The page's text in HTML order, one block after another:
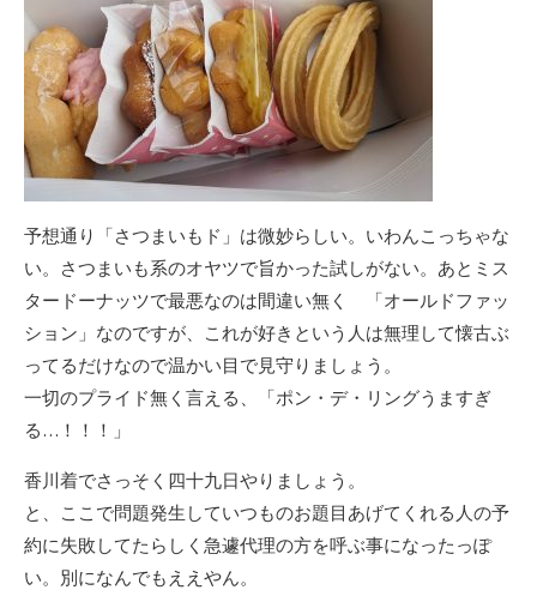
予想通り「さつまいもド」は微妙らしい。いわんこっちゃな
い。さつまいも系のオヤツで旨かった試しがない。あとミス
タードーナッツで最悪なのは間違い無く 「オールドファッ
ション」なのですが、これが好きという人は無理して懐古ぶ
ってるだけなので温かい目で見守りましょう。
一切のプライド無く言える、「ポン・デ・リングうますぎ
る…！！！」
香川着でさっそく四十九日やりましょう。
と、ここで問題発生していつものお題目あげてくれる人の予
約に失敗してたらしく急遽代理の方を呼ぶ事になったっぽ
い。別になんでもええやん。